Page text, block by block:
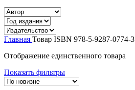
Главная Товар ISBN 978-5-9287-0774-3
Отображение единственного товара
Показать фильтры